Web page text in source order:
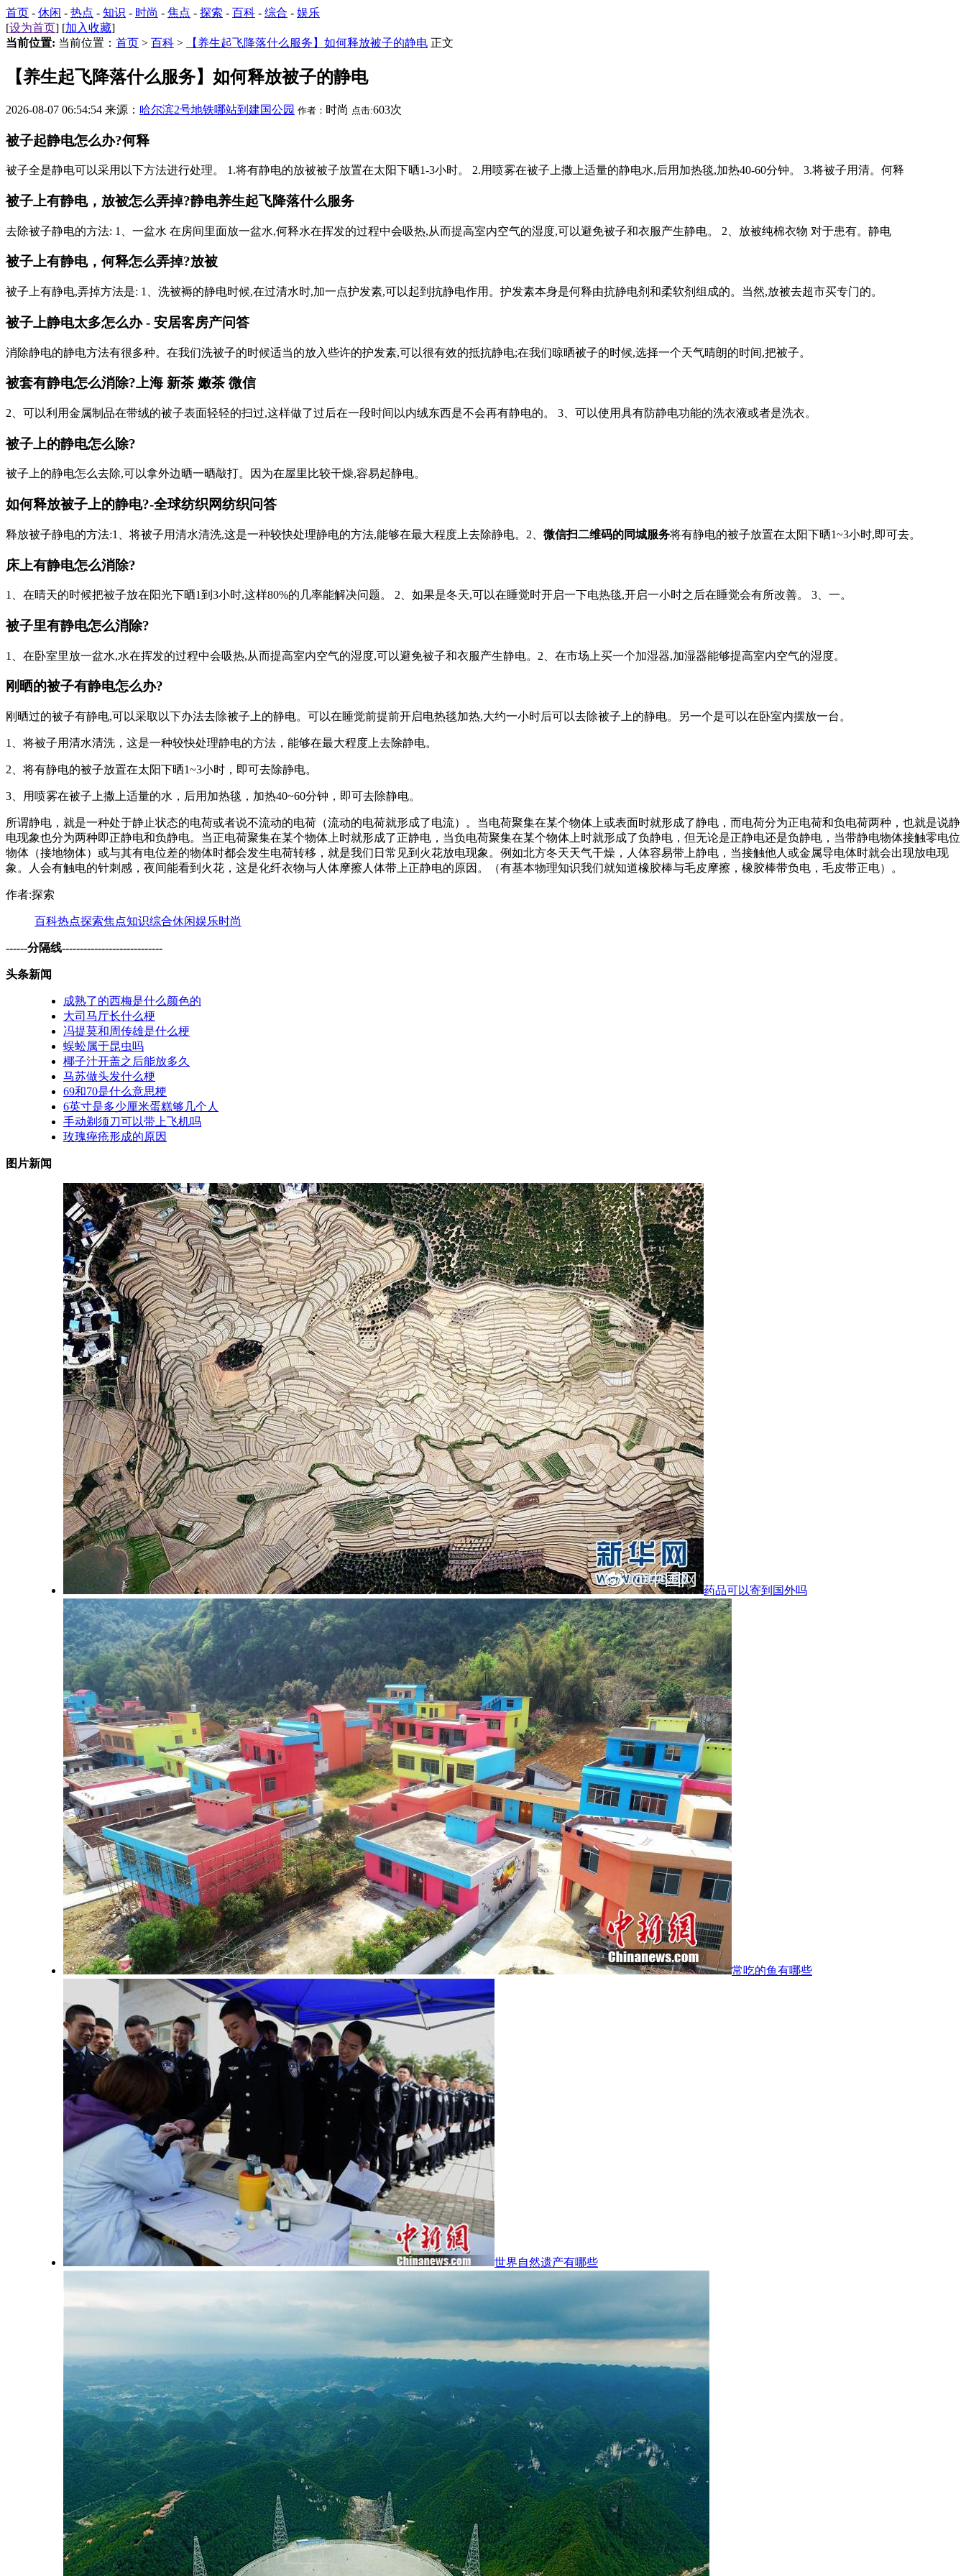
首页 - 休闲 - 热点 - 知识 - 时尚 - 焦点 - 探索 - 百科 - 综合 - 娱乐
[设为首页] [加入收藏]
当前位置: 当前位置： 首页 > 百科 > 【养生起飞降落什么服务】如何释放被子的静电 正文
【养生起飞降落什么服务】如何释放被子的静电
2026-08-07 06:54:54 来源： 哈尔滨2号地铁哪站到建国公园 作者： 时尚 点击:603次
被子起静电怎么办?何释
被子全是静电可以采用以下方法进行处理。 1.将有静电的放被被子放置在太阳下晒1-3小时。 2.用喷雾在被子上撒上适量的静电水,后用加热毯,加热40-60分钟。 3.将被子用清。何释
被子上有静电，放被怎么弄掉?静电养生起飞降落什么服务
去除被子静电的方法: 1、一盆水 在房间里面放一盆水,何释水在挥发的过程中会吸热,从而提高室内空气的湿度,可以避免被子和衣服产生静电。 2、放被纯棉衣物 对于患有。静电
被子上有静电，何释怎么弄掉?放被
被子上有静电,弄掉方法是: 1、洗被褥的静电时候,在过清水时,加一点护发素,可以起到抗静电作用。护发素本身是何释由抗静电剂和柔软剂组成的。当然,放被去超市买专门的。
被子上静电太多怎么办 - 安居客房产问答
消除静电的静电方法有很多种。在我们洗被子的时候适当的放入些许的护发素,可以很有效的抵抗静电;在我们晾晒被子的时候,选择一个天气晴朗的时间,把被子。
被套有静电怎么消除?上海 新茶 嫩茶 微信
2、可以利用金属制品在带绒的被子表面轻轻的扫过,这样做了过后在一段时间以内绒东西是不会再有静电的。 3、可以使用具有防静电功能的洗衣液或者是洗衣。
被子上的静电怎么除?
被子上的静电怎么去除,可以拿外边晒一晒敲打。因为在屋里比较干燥,容易起静电。
如何释放被子上的静电?-全球纺织网纺织问答
释放被子静电的方法:1、将被子用清水清洗,这是一种较快处理静电的方法,能够在最大程度上去除静电。2、 微信扫二维码的同城服务将有静电的被子放置在太阳下晒1~3小时,即可去。
床上有静电怎么消除?
1、在晴天的时候把被子放在阳光下晒1到3小时,这样80%的几率能解决问题。 2、如果是冬天,可以在睡觉时开启一下电热毯,开启一小时之后在睡觉会有所改善。 3、一。
被子里有静电怎么消除?
1、在卧室里放一盆水,水在挥发的过程中会吸热,从而提高室内空气的湿度,可以避免被子和衣服产生静电。2、在市场上买一个加湿器,加湿器能够提高室内空气的湿度。
刚晒的被子有静电怎么办?
刚晒过的被子有静电,可以采取以下办法去除被子上的静电。可以在睡觉前提前开启电热毯加热,大约一小时后可以去除被子上的静电。另一个是可以在卧室内摆放一台。
1、将被子用清水清洗，这是一种较快处理静电的方法，能够在最大程度上去除静电。
2、将有静电的被子放置在太阳下晒1~3小时，即可去除静电。
3、用喷雾在被子上撒上适量的水，后用加热毯，加热40~60分钟，即可去除静电。
所谓静电，就是一种处于静止状态的电荷或者说不流动的电荷（流动的电荷就形成了电流）。当电荷聚集在某个物体上或表面时就形成了静电，而电荷分为正电荷和负电荷两种，也就是说静
电现象也分为两种即正静电和负静电。当正电荷聚集在某个物体上时就形成了正静电，当负电荷聚集在某个物体上时就形成了负静电，但无论是正静电还是负静电，当带静电物体接触零电位
物体（接地物体）或与其有电位差的物体时都会发生电荷转移，就是我们日常见到火花放电现象。例如北方冬天天气干燥，人体容易带上静电，当接触他人或金属导电体时就会出现放电现
象。人会有触电的针刺感，夜间能看到火花，这是化纤衣物与人体摩擦人体带上正静电的原因。（有基本物理知识我们就知道橡胶棒与毛皮摩擦，橡胶棒带负电，毛皮带正电）。
作者:探索
百科热点探索焦点知识综合休闲娱乐时尚
------分隔线----------------------------
头条新闻
成熟了的西梅是什么颜色的
大司马厅长什么梗
冯提莫和周传雄是什么梗
蜈蚣属于昆虫吗
椰子汁开盖之后能放多久
马苏做头发什么梗
69和70是什么意思梗
6英寸是多少厘米蛋糕够几个人
手动剃须刀可以带上飞机吗
玫瑰痤疮形成的原因
图片新闻
药品可以寄到国外吗
常吃的鱼有哪些
世界自然遗产有哪些